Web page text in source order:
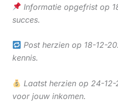
Informatie opgefrist op
succes.
Post herzien op 18-12-
kennis.
Laatst herzien op 24-
voor jouw inkomen.